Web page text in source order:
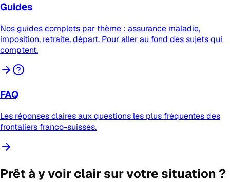
Guides
Nos guides complets par thème : assurance maladie,
imposition, retraite, départ. Pour aller au fond des sujets qui
comptent.
FAQ
Les réponses claires aux questions les plus fréquentes des
frontaliers franco-suisses.
Prêt à y voir clair sur votre situation ?